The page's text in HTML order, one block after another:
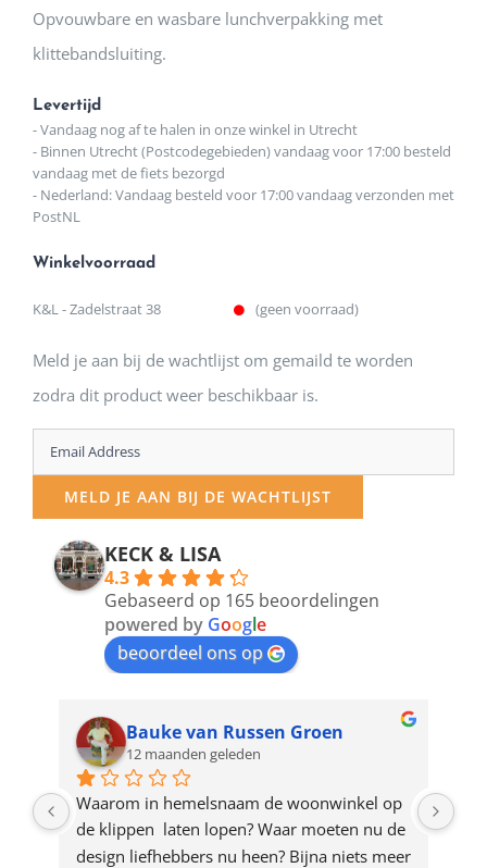
Opvouwbare en wasbare lunchverpakking met
klittebandsluiting.
Levertijd
- Vandaag nog af te halen in onze winkel in Utrecht
- Binnen Utrecht (Postcodegebieden) vandaag voor 17:00 besteld
vandaag met de fiets bezorgd
- Nederland: Vandaag besteld voor 17:00 vandaag verzonden met
PostNL
Winkelvoorraad
K&L - Zadelstraat 38 (geen voorraad)
Meld je aan bij de wachtlijst om gemaild te worden
zodra dit product weer beschikbaar is.
Enter
your
email
address
product
MELD JE AAN BIJ DE WACHTLIJST
KECK & LISA
4.3
Gebaseerd op 165 beoordelingen
powered by Google
beoordeel ons op
Bauke van Russen Groen
12 maanden geleden
Waarom in hemelsnaam de woonwinkel op
de klippen  laten lopen? Waar moeten nu de
design liefhebbers nu heen? Bijna niets meer